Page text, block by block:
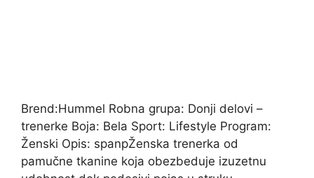
Brend:Hummel Robna grupa: Donji delovi –
trenerke Boja: Bela Sport: Lifestyle Program:
Ženski Opis: spanpŽenska trenerka od
pamučne tkanine koja obezbeduje izuzetnu